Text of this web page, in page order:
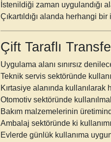
İstenildiği zaman uygulandığı
Çıkartıldığı alanda herhangi bir
Çift Taraflı
Uygulama alanı sınırsız
Teknik servis sektöründe
Kırtasiye alanında
Otomotiv sektöründe
Bakım malzemelerinin
Ambalaj sektöründe ki
Evlerde günlük kullanıma